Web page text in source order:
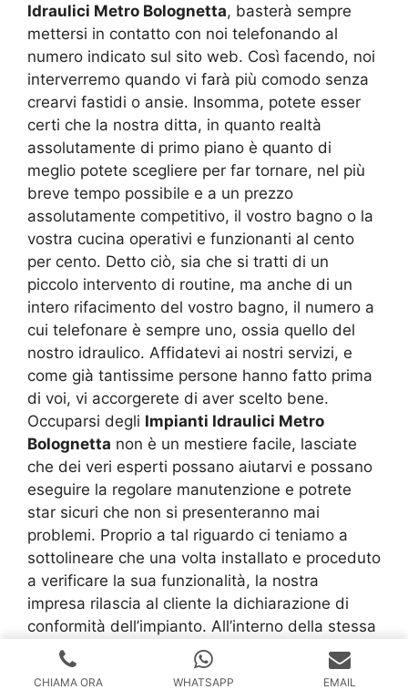
Idraulici Metro Bolognetta, basterà sempre
mettersi in contatto con noi telefonando al
numero indicato sul sito web. Così facendo, noi
interverremo quando vi farà più comodo senza
crearvi fastidi o ansie. Insomma, potete esser
certi che la nostra ditta, in quanto realtà
assolutamente di primo piano è quanto di
meglio potete scegliere per far tornare, nel più
breve tempo possibile e a un prezzo
assolutamente competitivo, il vostro bagno o la
vostra cucina operativi e funzionanti al cento
per cento. Detto ciò, sia che si tratti di un
piccolo intervento di routine, ma anche di un
intero rifacimento del vostro bagno, il numero a
cui telefonare è sempre uno, ossia quello del
nostro idraulico. Affidatevi ai nostri servizi, e
come già tantissime persone hanno fatto prima
di voi, vi accorgerete di aver scelto bene.
Occuparsi degli Impianti Idraulici Metro
Bolognetta non è un mestiere facile, lasciate
che dei veri esperti possano aiutarvi e possano
eseguire la regolare manutenzione e potrete
star sicuri che non si presenteranno mai
problemi. Proprio a tal riguardo ci teniamo a
sottolineare che una volta installato e proceduto
a verificare la sua funzionalità, la nostra
impresa rilascia al cliente la dichiarazione di
conformità dell’impianto. All’interno della stessa
è contenuta la relazione contenente la tipologia
di materiale utilizzato. Responsabilità del cliente
CHIAMA ORA WHATSAPP EMAIL